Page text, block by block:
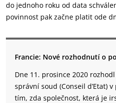
do jednoho roku od data
povinnost pak začne platit ode
Francie: Nové rozhodnutí o
Dne 11. prosince 2020
správní soud (Conseil d’Etat)
tím, zda společnost, která je